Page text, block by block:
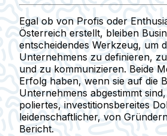
Egal ob von Profis oder
Österreich erstellt, bleiben
entscheidendes Werkzeug, um
Unternehmens zu definieren,
und zu kommunizieren. Beide
Erfolg haben, wenn sie auf die
Unternehmens abgestimmt
poliertes, investitionsbereites
leidenschaftlicher, von
Bericht.